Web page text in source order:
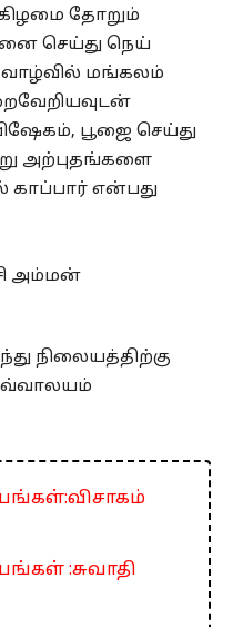
தோறும்
செய்து நெய்
வாழ்வில் மங்கலம்
பூஜை செய்து
அற்புதங்களை
என்பது
நிலையத்திற்கு
:சுவாதி